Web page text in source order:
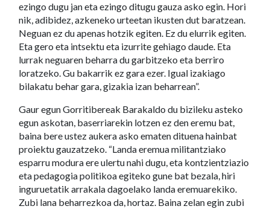
ezingo dugu jan eta ezingo ditugu gauza asko egin. Hori
nik, adibidez, azkeneko urteetan ikusten dut baratzean.
Neguan ez du apenas hotzik egiten. Ez du elurrik egiten.
Eta gero eta intsektu eta izurrite gehiago daude. Eta
lurrak neguaren beharra du garbitzeko eta berriro
loratzeko. Gu bakarrik ez gara ezer. Igual izakiago
bilakatu behar gara, gizakia izan beharrean”.
Gaur egun Gorritibereak Barakaldo du bizileku asteko
egun askotan, baserriarekin lotzen ez den eremu bat,
baina bere ustez aukera asko ematen dituena hainbat
proiektu gauzatzeko. “Landa eremua militantziako
esparru modura ere ulertu nahi dugu, eta kontzientziazio
eta pedagogia politikoa egiteko gune bat bezala, hiri
inguruetatik arrakala dagoelako landa eremuarekiko.
Zubi lana beharrezkoa da, hortaz. Baina zelan egin zubi